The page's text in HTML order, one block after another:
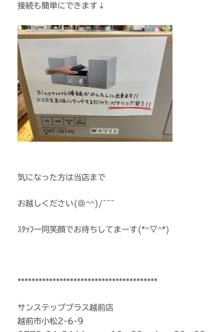
接続も簡単にできます↓
気になった方は当店まで
お越しください(@^^)/~~~
ｽﾀｯﾌ一同笑顔でお待ちしてまーす(*^▽^*)
****************************************
サンステッププラス越前店
越前市小松2-6-9